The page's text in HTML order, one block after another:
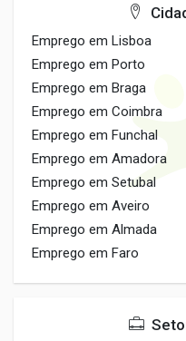
Emprego em Lisboa
Emprego em Porto
Emprego em Braga
Emprego em Coimbra
Emprego em Funchal
Emprego em Amadora
Emprego em Setubal
Emprego em Aveiro
Emprego em Almada
Emprego em Faro